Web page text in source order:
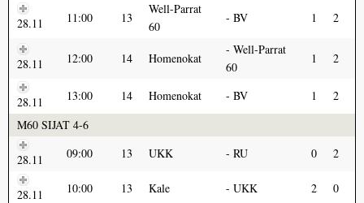
28.11 11:00 13
Well-Parrat
60
BV 1 2
28.11 12:00 14 Homenokat
Well-Parrat
60
1 2
28.11 13:00 14 Homenokat BV 1
2
M60 SIJAT 4-6
28.11 09:00 13 UKK RU 0 2
28.11 10:00 13 Kale UKK 2 0